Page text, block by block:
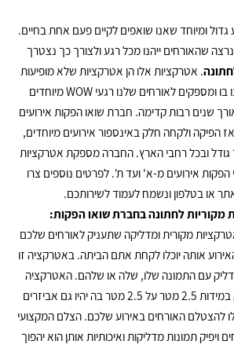
גדול ומיוחד שאנו שואפים לקיים פעם אחת בחיים.
שהאורחים ייהנו מכל רגע ולצורך כך נצטרך
. אטרקציות אלו הן אטרקציות שלא מופיעות
בכל אירוע אחר שהיינו בו ומספקים לאורחים שלנו רגעי WOW מיוחדים
שנים רבות קדימה. חברת שואו הפקות אירועים
בשנת 2005 ומאז הפיקה ולקחה חלק באינספור אירועים מיוחדים,
גודל ובכל רחבי הארץ. החברה מספקת אטרקציות
אירועים מ-א' ועד ת'. לפרטים נוספים צרו
או בטלפון ונשמח לעמוד לשירותכם.
מקוריות לחתונה בחברת שואו הפקות:
מקורית ומדליקה שתעניק לאורחים שלכם
אותה יוכלו לקחת אתם הביתה. באטרקציה זו
עם התמונה שלו, שלה או שלהם. האטרקציה
כוללת עמדת מסך ירוק במידות 2.5 מטר על 2.5 מטר בה יהיו גם אביזרים
להצטלם האורחים באירוע שלכם. הצלם המקצועי
תמונות מדליקות ואיכותיות אותן הוא יהפוך